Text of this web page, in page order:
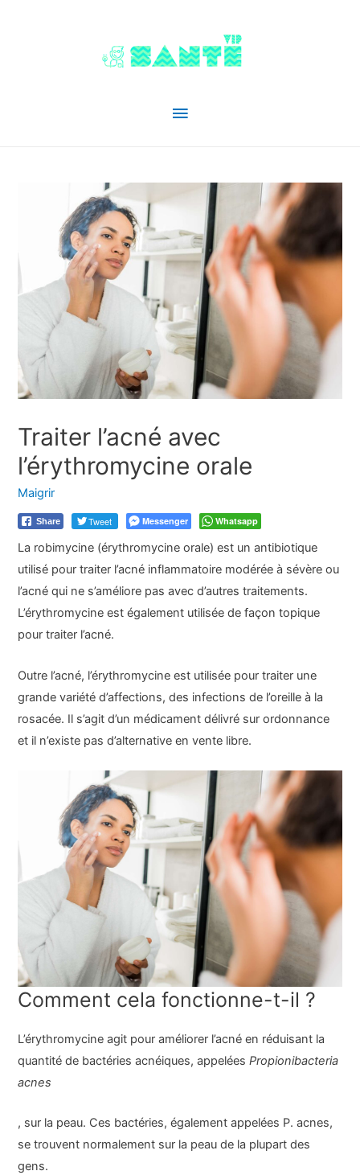
Menu
Traiter l’acné avec
l’érythromycine orale
Maigrir
Share Tweet Messenger Whatsapp
La robimycine (érythromycine orale) est un antibiotique
utilisé pour traiter l’acné inflammatoire modérée à sévère ou
l’acné qui ne s’améliore pas avec d’autres traitements.
L’érythromycine est également utilisée de façon topique
pour traiter l’acné.
Outre l’acné, l’érythromycine est utilisée pour traiter une
grande variété d’affections, des infections de l’oreille à la
rosacée. Il s’agit d’un médicament délivré sur ordonnance
et il n’existe pas d’alternative en vente libre.
Comment cela fonctionne-t-il ?
L’érythromycine agit pour améliorer l’acné en réduisant la
quantité de bactéries acnéiques, appeléesPropionibacteria
acnes
, sur la peau. Ces bactéries, également appelées P. acnes,
se trouvent normalement sur la peau de la plupart des
gens.